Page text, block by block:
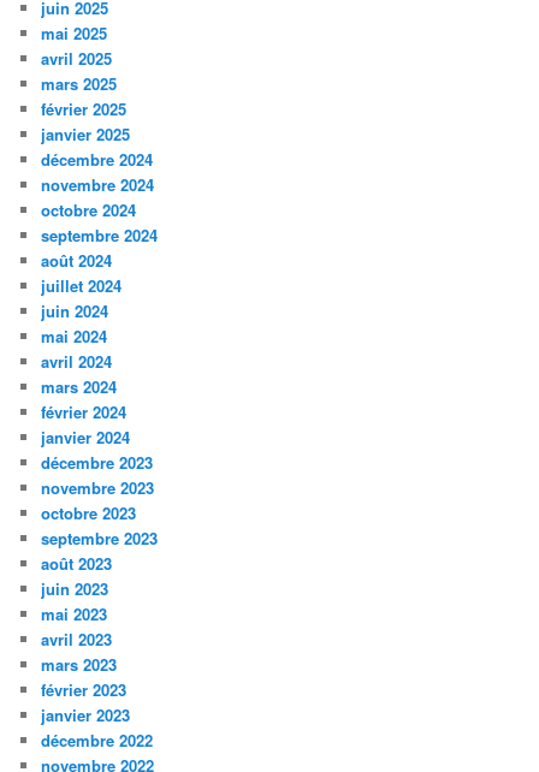
juin 2025
mai 2025
avril 2025
mars 2025
février 2025
janvier 2025
décembre 2024
novembre 2024
octobre 2024
septembre 2024
août 2024
juillet 2024
juin 2024
mai 2024
avril 2024
mars 2024
février 2024
janvier 2024
décembre 2023
novembre 2023
octobre 2023
septembre 2023
août 2023
juin 2023
mai 2023
avril 2023
mars 2023
février 2023
janvier 2023
décembre 2022
novembre 2022